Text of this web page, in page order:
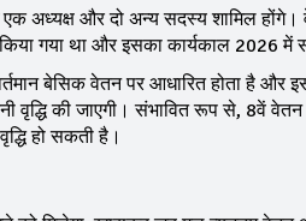
एक अध्यक्ष और दो अन्य सदस्य शामिल
गया था और इसका कार्यकाल 2026 में
बेसिक वेतन पर आधारित होता है और
वृद्धि की जाएगी। संभावित रूप से, 8वें
हो सकती है।